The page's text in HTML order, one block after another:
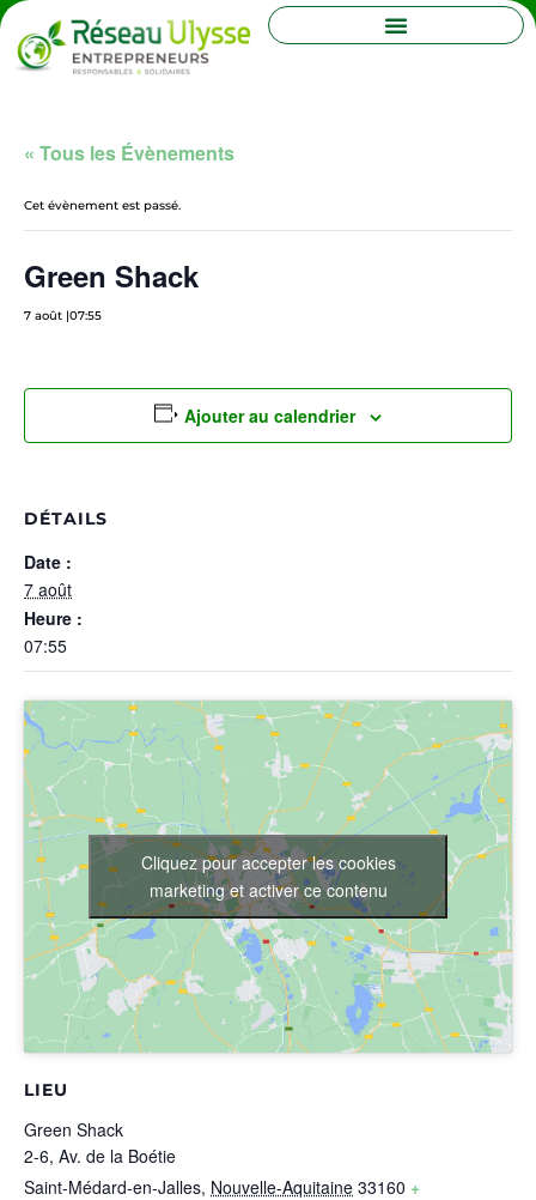
« Tous les Évènements
Cet évènement est passé.
Green Shack
7 août |07:55
Ajouter au calendrier
DÉTAILS
Date :
7 août
Heure :
07:55
LIEU
Green Shack
2-6, Av. de la Boétie
Saint-Médard-en-Jalles, Nouvelle-Aquitaine 33160 +
Cliquez pour accepter les cookies
marketing et activer ce contenu